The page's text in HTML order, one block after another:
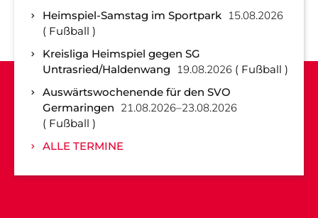
Heimspiel-Samstag im Sportpark 15.08.2026
Fußball
Kreisliga Heimspiel gegen SG
Untrasried/Haldenwang
19.08.2026
Fußball
Auswärtswochenende für den SVO
Germaringen 21.08.2026–23.08.2026
Fußball
ALLE TERMINE